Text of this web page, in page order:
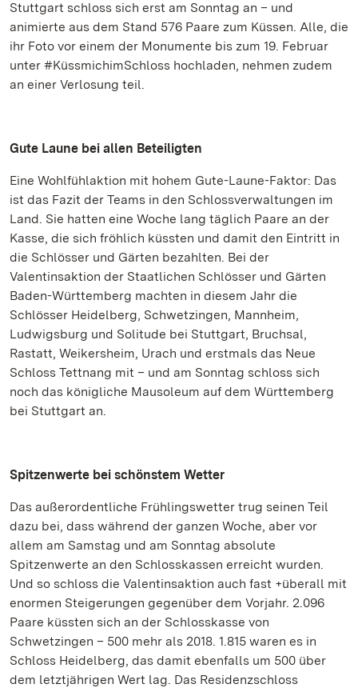
Stuttgart schloss sich erst am Sonntag an – und
animierte aus dem Stand 576 Paare zum Küssen. Alle, die
ihr Foto vor einem der Monumente bis zum 19. Februar
unter #KüssmichimSchloss hochladen, nehmen zudem
an einer Verlosung teil.
Gute Laune bei allen Beteiligten
Eine Wohlfühlaktion mit hohem Gute-Laune-Faktor: Das
ist das Fazit der Teams in den Schlossverwaltungen im
Land. Sie hatten eine Woche lang täglich Paare an der
Kasse, die sich fröhlich küssten und damit den Eintritt in
die Schlösser und Gärten bezahlten. Bei der
Valentinsaktion der Staatlichen Schlösser und Gärten
Baden-Württemberg machten in diesem Jahr die
Schlösser Heidelberg, Schwetzingen, Mannheim,
Ludwigsburg und Solitude bei Stuttgart, Bruchsal,
Rastatt, Weikersheim, Urach und erstmals das Neue
Schloss Tettnang mit – und am Sonntag schloss sich
noch das königliche Mausoleum auf dem Württemberg
bei Stuttgart an.
Spitzenwerte bei schönstem Wetter
Das außerordentliche Frühlingswetter trug seinen Teil
dazu bei, dass während der ganzen Woche, aber vor
allem am Samstag und am Sonntag absolute
Spitzenwerte an den Schlosskassen erreicht wurden.
Und so schloss die Valentinsaktion auch fast +überall mit
enormen Steigerungen gegenüber dem Vorjahr. 2.096
Paare küssten sich an der Schlosskasse von
Schwetzingen – 500 mehr als 2018. 1.815 waren es in
Schloss Heidelberg, das damit ebenfalls um 500 über
dem letztjährigen Wert lag. Das Residenzschloss